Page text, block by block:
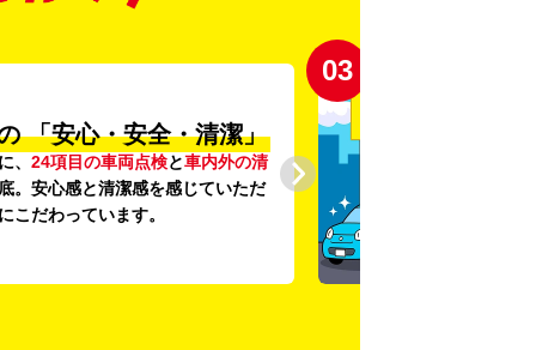
「安心・安全・清潔」
、 24項目の車両点検と車内外の清
。安心感と清潔感を感じていただ
こだわっています。
03